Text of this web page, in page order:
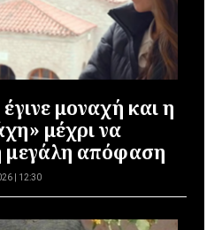
μοναχή και η
μέχρι να
μεγάλη απόφαση
| 12:30